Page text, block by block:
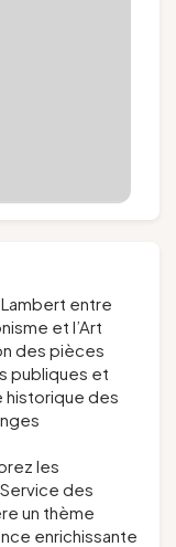
entre
et l’Art
des pièces
publiques et
historique des
les
des
un thème
enrichissante